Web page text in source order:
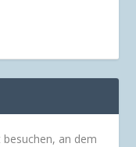
besuchen, an dem